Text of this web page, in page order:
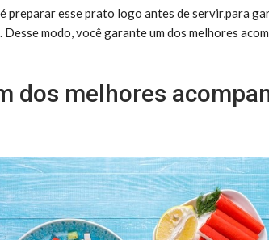
preparar esse prato logo antes de servir,para
modo, você garante um dos melhores
dos melhores